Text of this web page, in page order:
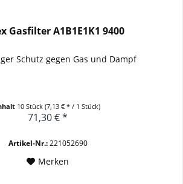
Gasfilter A1B1E1K1 9400
Schutz gegen Gas und Dampf
10 Stück(7,13 € * / 1 Stück)
71,30 € *
Artikel-Nr.:221052690
Merken